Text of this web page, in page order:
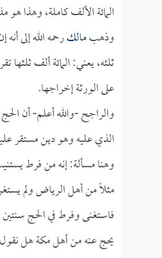
المائة الألف كاملة، وهذا هو
وذهبمالكرحمه الله إلى
ثلثه، يعني: المائة ألف
على الورثة إخراجها.
والراجح -والله أعلم- أن
الذي عليه وهو دين مستقر
وهنا مسألة: إنه من فرط
مثلاً من أهل الرياض ولم
فاستغنى وفرط في الحج
يحج عنه من أهل مكة هل نقول